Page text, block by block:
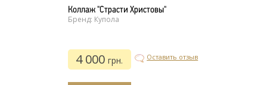
Коллаж "Страсти Христовы"
Бренд: Купола
4 000грн. Оставить отзыв